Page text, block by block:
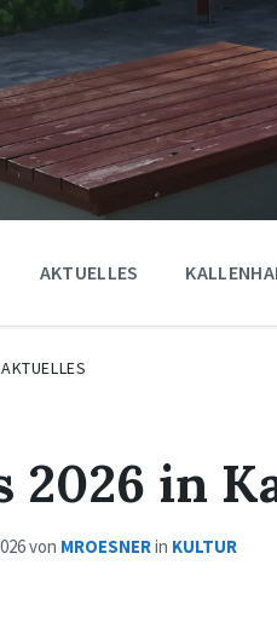
AKTUELLES
AKTUELLES
2026 in
von MROESNERin KULTUR